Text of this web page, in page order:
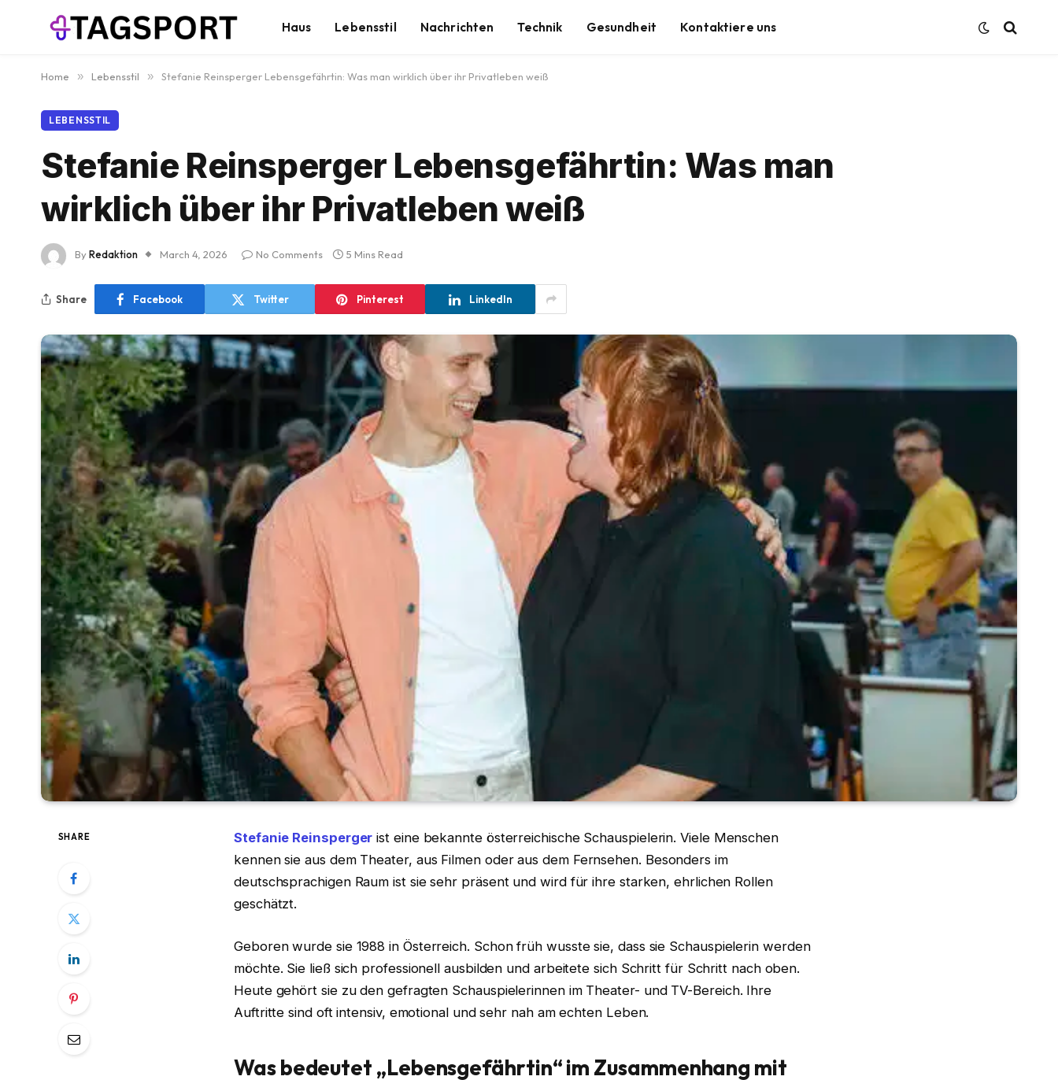
Haus Lebensstil Nachrichten Technik Gesundheit Kontaktiere uns
Home » Lebensstil » Stefanie Reinsperger Lebensgefährtin: Was man wirklich über ihr Privatleben weiß
LEBENSSTIL
Stefanie Reinsperger Lebensgefährtin: Was man
wirklich über ihr Privatleben weiß
ByRedaktion March 4, 2026 No Comments 5 Mins Read
Share Facebook Twitter Pinterest LinkedIn
SHARE Stefanie Reinsperger ist eine bekannte österreichische Schauspielerin. Viele Menschen
kennen sie aus dem Theater, aus Filmen oder aus dem Fernsehen. Besonders im
deutschsprachigen Raum ist sie sehr präsent und wird für ihre starken, ehrlichen Rollen
geschätzt.
Geboren wurde sie 1988 in Österreich. Schon früh wusste sie, dass sie Schauspielerin werden
möchte. Sie ließ sich professionell ausbilden und arbeitete sich Schritt für Schritt nach oben.
Heute gehört sie zu den gefragten Schauspielerinnen im Theater- und TV-Bereich. Ihre
Auftritte sind oft intensiv, emotional und sehr nah am echten Leben.
Was bedeutet „Lebensgefährtin“ im Zusammenhang mit